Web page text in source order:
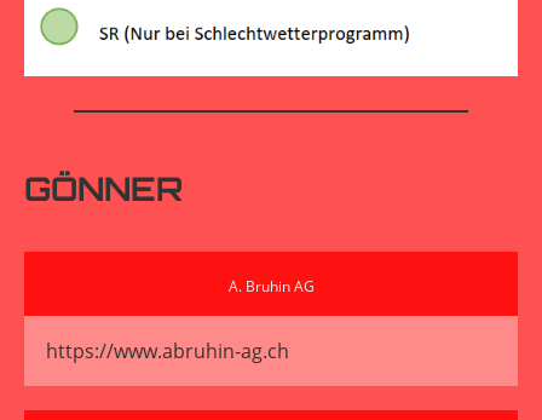
GÖNNER
A. Bruhin AG
https://www.abruhin-ag.ch